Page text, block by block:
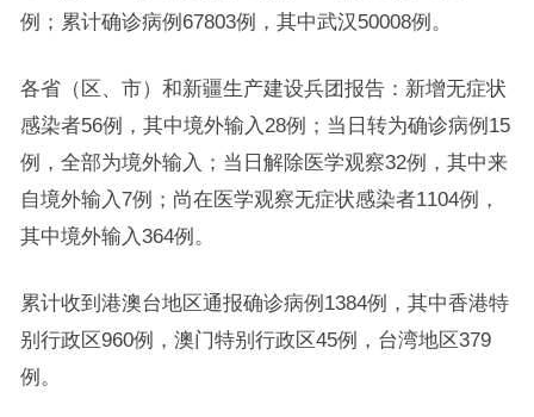
例；累计确诊病例67803例，其中武汉50008例。
各省（区、市）和新疆生产建设兵团报告：新增无症状
感染者56例，其中境外输入28例；当日转为确诊病例15
例，全部为境外输入；当日解除医学观察32例，其中来
自境外输入7例；尚在医学观察无症状感染者1104例，
其中境外输入364例。
累计收到港澳台地区通报确诊病例1384例，其中香港特
别行政区960例，澳门特别行政区45例，台湾地区379
例。